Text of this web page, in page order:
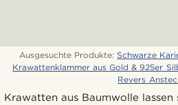
Ausgesuchte Produkte: Schwarze
Krawattenklammer aus Gold & 925er
Revers
Krawatten aus Baumwolle